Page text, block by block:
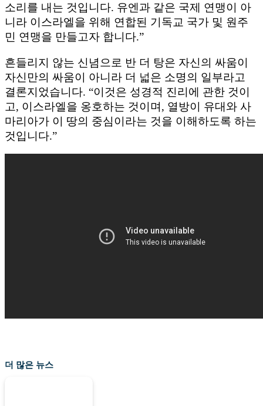
소리를 내는 것입니다. 유엔과 같은 국제 연맹이 아
니라 이스라엘을 위해 연합된 기독교 국가 및 원주
민 연맹을 만들고자 합니다.”
흔들리지 않는 신념으로 반 더 탕은 자신의 싸움이
자신만의 싸움이 아니라 더 넓은 소명의 일부라고
결론지었습니다. “이것은 성경적 진리에 관한 것이
고, 이스라엘을 옹호하는 것이며, 열방이 유대와 사
마리아가 이 땅의 중심이라는 것을 이해하도록 하는
것입니다.”
더 많은 뉴스